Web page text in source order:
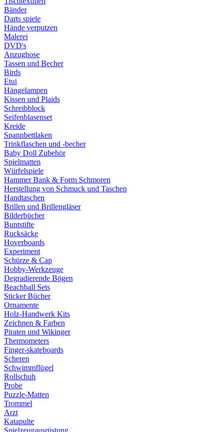
Bänder
Darts spiele
Hände verputzen
Malerei
DVD's
Anzughose
Tassen und Becher
Birds
Etui
Hängelampen
Kissen und Plaids
Schreibblock
Seifenblasenset
Kreide
Spannbettlaken
Trinkflaschen und -becher
Baby Doll Zubehör
Spielmatten
Würfelspiele
Hammer Bank & Form Schmoren
Herstellung von Schmuck und Taschen
Handtaschen
Brillen und Brillengläser
Bilderbücher
Buntstifte
Rucksäcke
Hoverboards
Experiment
Schürze & Cap
Hobby-Werkzeuge
Degradierende Bögen
Beachball Sets
Sticker Bücher
Ornamente
Holz-Handwerk Kits
Zeichnen & Farben
Piraten und Wikinger
Thermometers
Finger-skateboards
Scheren
Schwimmflügel
Rollschuh
Probe
Puzzle-Matten
Trommel
Arzt
Katapulte
Spielzeugausrüstung